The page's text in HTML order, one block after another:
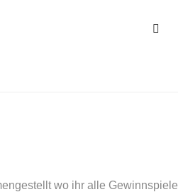
wo ihr alle Gewinnspiele